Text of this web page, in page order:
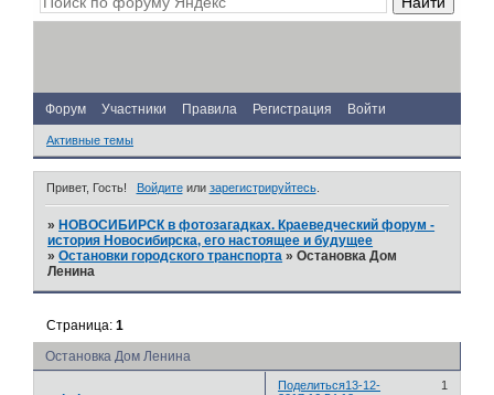
Форум Участники Правила Регистрация Войти
Активные темы
Привет, Гость! Войдитеили зарегистрируйтесь.
» НОВОСИБИРСК в фотозагадках. Краеведческий форум -
история Новосибирска, его настоящее и будущее
»Остановки городского транспорта »Остановка Дом
Ленина
Остановка Дом Ленина
Страница:1
Поделиться 1
13-12-